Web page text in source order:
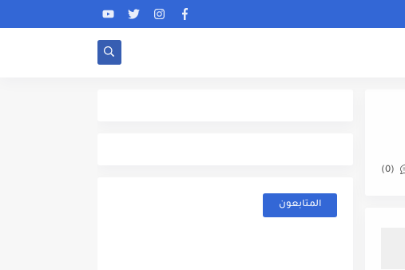
(0)
المتابعون